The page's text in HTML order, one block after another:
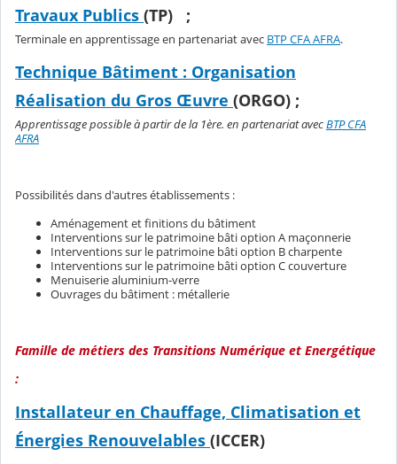
Travaux Publics (TP) ;
Terminale en apprentissage en partenariat avec BTP CFA AFRA.
Technique Bâtiment : Organisation
Réalisation du Gros Œuvre (ORGO) ;
Apprentissage possible à partir de la 1ère. en partenariat avecBTP CFA
AFRA
Possibilités dans d'autres établissements :
Aménagement et finitions du bâtiment
Interventions sur le patrimoine bâti option A maçonnerie
Interventions sur le patrimoine bâti option B charpente
Interventions sur le patrimoine bâti option C couverture
Menuiserie aluminium-verre
Ouvrages du bâtiment : métallerie
Famille de métiers des Transitions Numérique et Energétique
:
Installateur en Chauffage, Climatisation et
Énergies Renouvelables (ICCER)